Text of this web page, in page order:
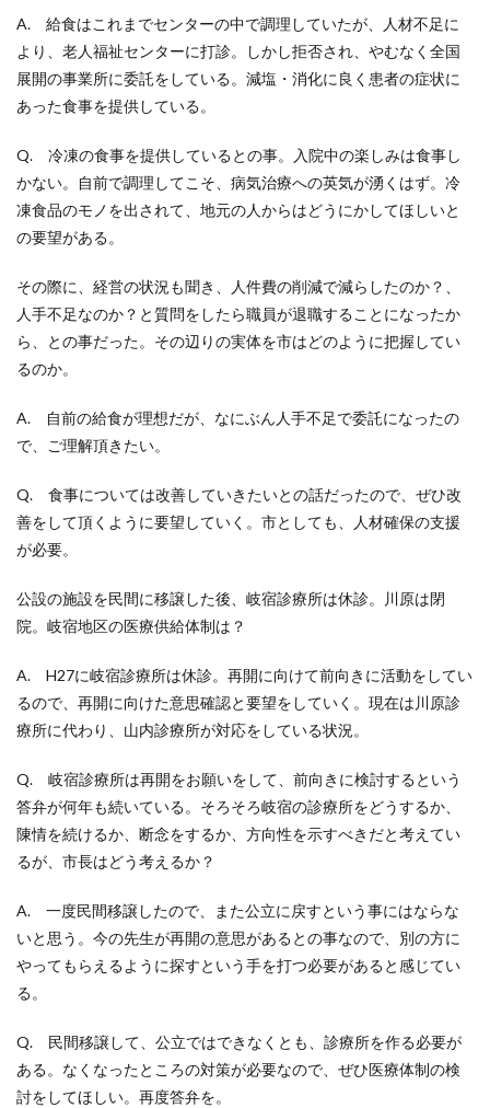
A. 給食はこれまでセンターの中で調理していたが、人材不足に
より、老人福祉センターに打診。しかし拒否され、やむなく全国
展開の事業所に委託をしている。減塩・消化に良く患者の症状に
あった食事を提供している。
Q. 冷凍の食事を提供しているとの事。入院中の楽しみは食事し
かない。自前で調理してこそ、病気治療への英気が湧くはず。冷
凍食品のモノを出されて、地元の人からはどうにかしてほしいと
の要望がある。
その際に、経営の状況も聞き、人件費の削減で減らしたのか？、
人手不足なのか？と質問をしたら職員が退職することになったか
ら、との事だった。その辺りの実体を市はどのように把握してい
るのか。
A. 自前の給食が理想だが、なにぶん人手不足で委託になったの
で、ご理解頂きたい。
Q. 食事については改善していきたいとの話だったので、ぜひ改
善をして頂くように要望していく。市としても、人材確保の支援
が必要。
公設の施設を民間に移譲した後、岐宿診療所は休診。川原は閉
院。岐宿地区の医療供給体制は？
A. H27に岐宿診療所は休診。再開に向けて前向きに活動をしてい
るので、再開に向けた意思確認と要望をしていく。現在は川原診
療所に代わり、山内診療所が対応をしている状況。
Q. 岐宿診療所は再開をお願いをして、前向きに検討するという
答弁が何年も続いている。そろそろ岐宿の診療所をどうするか、
陳情を続けるか、断念をするか、方向性を示すべきだと考えてい
るが、市長はどう考えるか？
A. 一度民間移譲したので、また公立に戻すという事にはならな
いと思う。今の先生が再開の意思があるとの事なので、別の方に
やってもらえるように探すという手を打つ必要があると感じてい
る。
Q. 民間移譲して、公立ではできなくとも、診療所を作る必要が
ある。なくなったところの対策が必要なので、ぜひ医療体制の検
討をしてほしい。再度答弁を。